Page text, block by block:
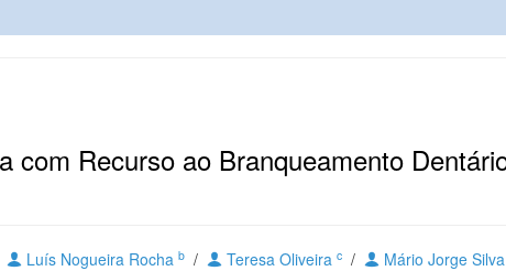
com Recurso ao Branqueamento
Luís Nogueira Rocha b / Teresa Oliveira c / Mário Jorge Silva